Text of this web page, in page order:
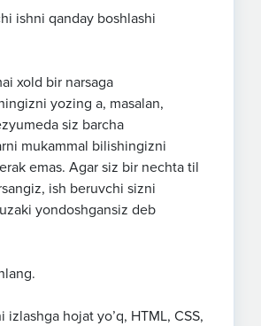
ishni qanday boshlashi
xold bir narsaga
yozing a, masalan,
siz barcha
mukammal bilishingizni
emas. Agar siz bir nechta til
ish beruvchi sizni
yondoshgansiz deb
izlashga hojat yo’q, HTML, CSS,